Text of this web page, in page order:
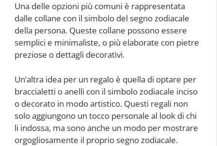
Una delle opzioni più comuni è rappresentata
dalle collane con il simbolo del segno zodiacale
della persona. Queste collane possono essere
semplici e minimaliste, o più elaborate con pietre
preziose o dettagli decorativi.
Un’altra idea per un regalo è quella di optare per
braccialetti o anelli con il simbolo zodiacale inciso
o decorato in modo artistico. Questi regali non
solo aggiungono un tocco personale al look di chi
li indossa, ma sono anche un modo per mostrare
orgogliosamente il proprio segno zodiacale.